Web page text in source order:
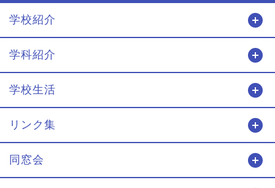
学校紹介
学科紹介
学校生活
リンク集
同窓会